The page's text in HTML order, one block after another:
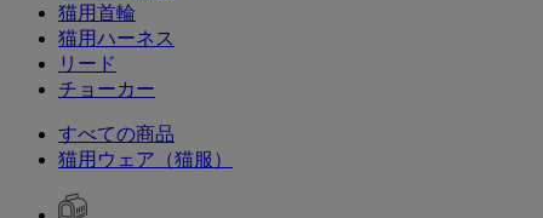
猫用首輪
猫用ハーネス
リード
チョーカー
すべての商品
猫用ウェア（猫服）